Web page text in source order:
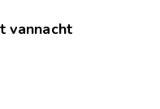
vannacht